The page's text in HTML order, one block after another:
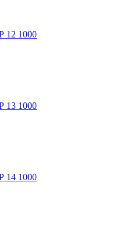
12 1000
13 1000
14 1000